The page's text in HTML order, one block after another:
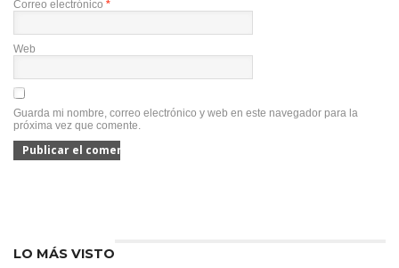
Correo electrónico *
Web
Guarda mi nombre, correo electrónico y web en este navegador para la
próxima vez que comente.
LO MÁS VISTO